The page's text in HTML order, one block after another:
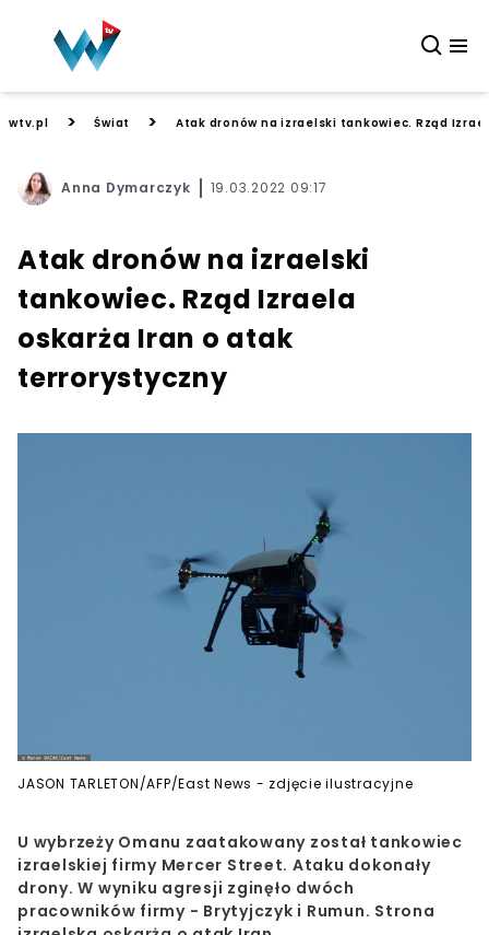
wtv.pl > Świat > Atak dronów na izraelski tankowiec. Rząd
Anna Dymarczyk 19.03.2022 09:17
Atak dronów na izraelski
tankowiec. Rząd Izraela
oskarża Iran o atak
terrorystyczny
JASON TARLETON/AFP/East News - zdjęcie ilustracyjne
U wybrzeży Omanu zaatakowany został tankowiec
izraelskiej firmy Mercer Street. Ataku dokonały
drony. W wyniku agresji zginęło dwóch
pracowników firmy - Brytyjczyk i Rumun. Strona